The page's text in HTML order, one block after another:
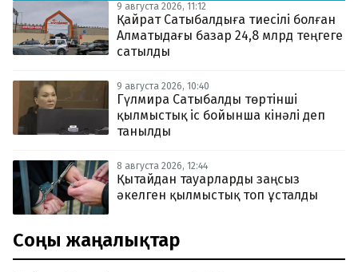
9 августа 2026, 11:12
Қайрат Сатыбалдыға тиесілі болған
Алматыдағы базар 24,8 млрд теңгеге
сатылды
9 августа 2026, 10:40
Гүлмира Сатыбалды төртінші
қылмыстық іс бойынша кінәлі деп
танылды
8 августа 2026, 12:44
Қытайдан тауарларды заңсыз
әкелген қылмыстық топ ұсталды
Соңғы жаңалықтар